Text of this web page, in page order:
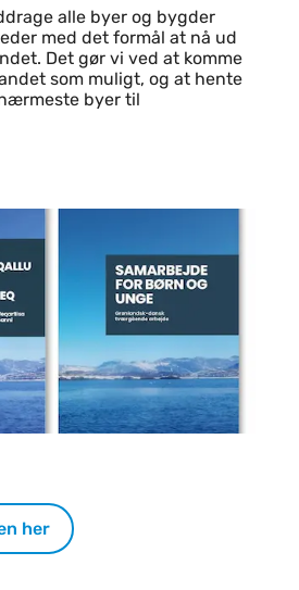
alle byer og bygder
med det formål at nå ud
Det gør vi ved at komme
som muligt, og at hente
byer til
her